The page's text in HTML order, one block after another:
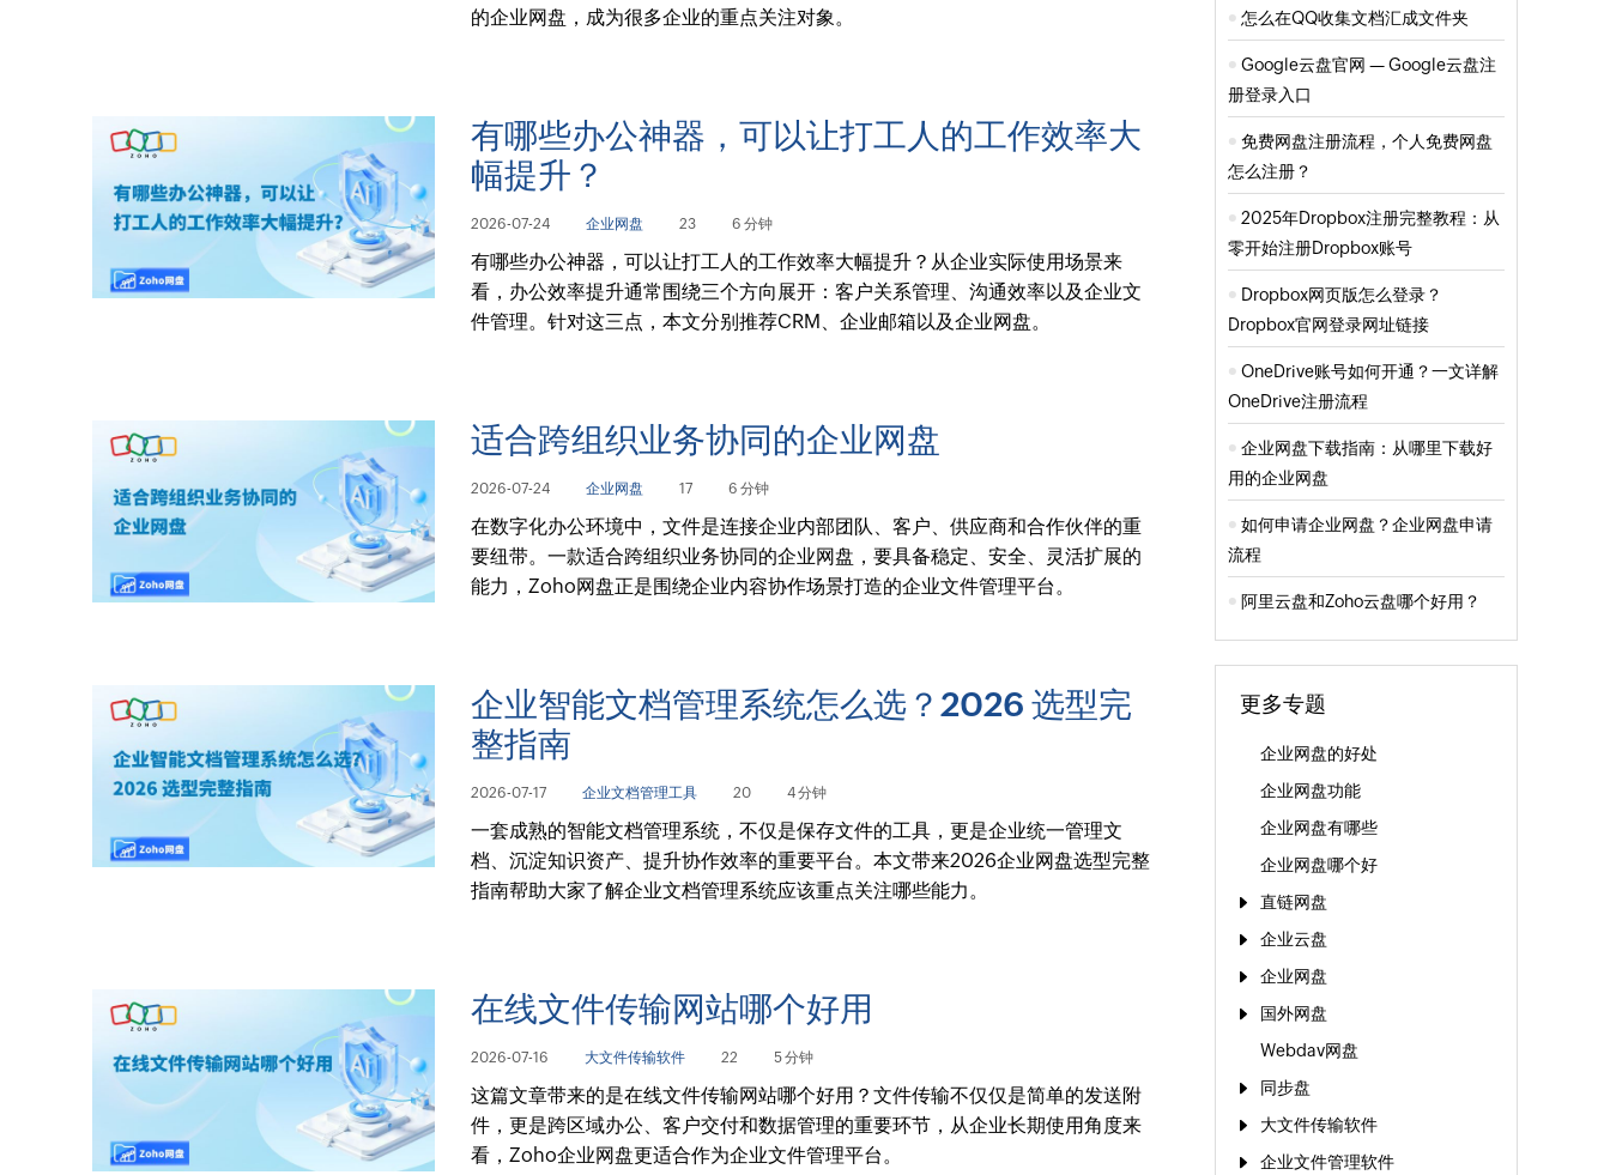
的企业网盘，成为很多企业的重点关注对象。
有哪些办公神器，可以让打工人的工作效率大
幅提升？
2026-07-24 企业网盘 23 6 分钟
有哪些办公神器，可以让打工人的工作效率大幅提升？从企业实际使用场景来
看，办公效率提升通常围绕三个方向展开：客户关系管理、沟通效率以及企业文
件管理。针对这三点，本文分别推荐CRM、企业邮箱以及企业网盘。
适合跨组织业务协同的企业网盘
2026-07-24 企业网盘 17 6 分钟
在数字化办公环境中，文件是连接企业内部团队、客户、供应商和合作伙伴的重
要纽带。一款适合跨组织业务协同的企业网盘，要具备稳定、安全、灵活扩展的
能力，Zoho网盘正是围绕企业内容协作场景打造的企业文件管理平台。
企业智能文档管理系统怎么选？2026 选型完
整指南
2026-07-17 企业文档管理工具 20 4 分钟
一套成熟的智能文档管理系统，不仅是保存文件的工具，更是企业统一管理文
档、沉淀知识资产、提升协作效率的重要平台。本文带来2026企业网盘选型完整
指南帮助大家了解企业文档管理系统应该重点关注哪些能力。
在线文件传输网站哪个好用
2026-07-16 大文件传输软件 22 5 分钟
这篇文章带来的是在线文件传输网站哪个好用？文件传输不仅仅是简单的发送附
件，更是跨区域办公、客户交付和数据管理的重要环节，从企业长期使用角度来
看，Zoho企业网盘更适合作为企业文件管理平台。
怎么在QQ收集文档汇成文件夹
Google云盘官网 — Google云盘注
册登录入口
免费网盘注册流程，个人免费网盘
怎么注册？
2025年Dropbox注册完整教程：从
零开始注册Dropbox账号
Dropbox网页版怎么登录？
Dropbox官网登录网址链接
OneDrive账号如何开通？一文详解
OneDrive注册流程
企业网盘下载指南：从哪里下载好
用的企业网盘
如何申请企业网盘？企业网盘申请
流程
阿里云盘和Zoho云盘哪个好用？
更多专题
企业网盘的好处
企业网盘功能
企业网盘有哪些
企业网盘哪个好
直链网盘
企业云盘
企业网盘
国外网盘
Webdav网盘
同步盘
大文件传输软件
企业文件管理软件